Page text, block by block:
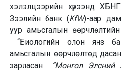
хэлэлцээрийн хүрээнд
Зээлийн банк (KfW)-аар
уур амьсгалын
“Биологийн олон янз
амьсгалын өөрчлөлтөд
зарласан
“Монгол